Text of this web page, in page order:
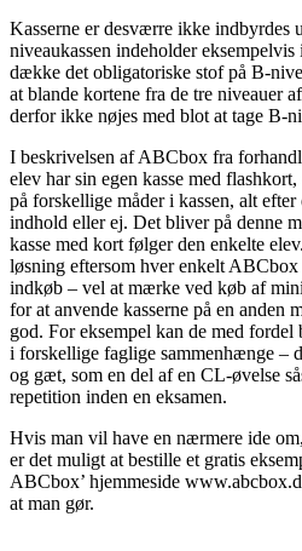
Kasserne er desværre ikke indbyrdes
niveaukassen indeholder
dække det obligatoriske stof på B-
at blande kortene fra de tre niveauer
derfor ikke nøjes med blot at tage B-
I beskrivelsen af ABCbox fra
elev har sin egen kasse med
på forskellige måder i kassen, alt
indhold eller ej. Det bliver på denne
kasse med kort følger den enkelte
løsning eftersom hver enkelt
indkøb – vel at mærke ved køb af
for at anvende kasserne på en anden
god. For eksempel kan de med
i forskellige faglige sammenhænge –
og gæt, som en del af en CL-øvelse
repetition inden en eksamen.
Hvis man vil have en nærmere ide
er det muligt at bestille et gratis
ABCbox’ hjemmeside
at man gør.